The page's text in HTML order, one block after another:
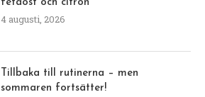
fetaost och citron
4 augusti, 2026
Tillbaka till rutinerna – men
sommaren fortsätter!